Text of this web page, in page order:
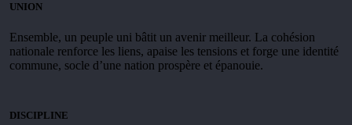
UNION
Ensemble, un peuple uni bâtit un avenir meilleur. La cohésion
nationale renforce les liens, apaise les tensions et forge une identité
commune, socle d’une nation prospère et épanouie.
DISCIPLINE